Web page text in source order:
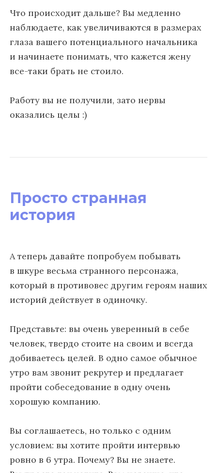
Что происходит дальше? Вы медленно
наблюдаете, как увеличиваются в размерах
глаза вашего потенциального начальника
и начинаете понимать, что кажется жену
все-таки брать не стоило.
Работу вы не получили, зато нервы
оказались целы :)
Просто странная
история
А теперь давайте попробуем побывать
в шкуре весьма странного персонажа,
который в противовес другим героям наших
историй действует в одиночку.
Представьте: вы очень уверенный в себе
человек, твердо стоите на своим и всегда
добиваетесь целей. В одно самое обычное
утро вам звонит рекрутер и предлагает
пройти собеседование в одну очень
хорошую компанию.
Вы соглашаетесь, но только с одним
условием: вы хотите пройти интервью
ровно в 6 утра. Почему? Вы не знаете.